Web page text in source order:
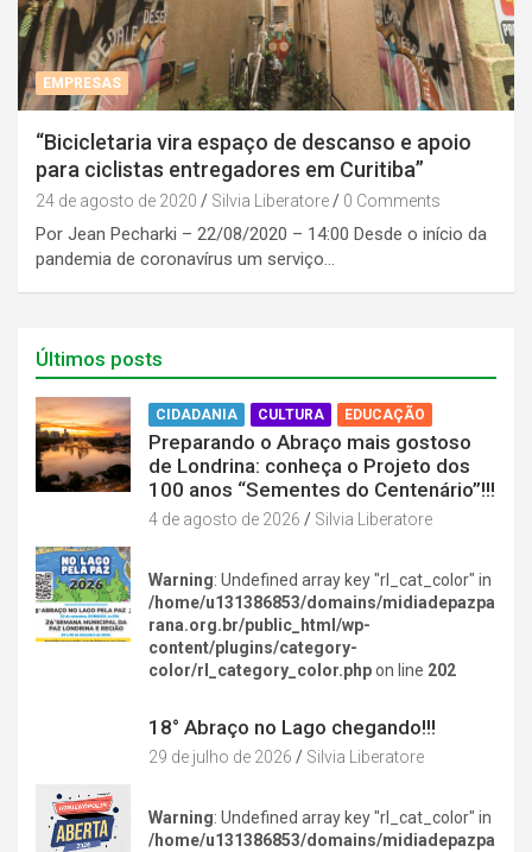
EMPRESAS
“Bicicletaria vira espaço de descanso e apoio
para ciclistas entregadores em Curitiba”
24 de agosto de 2020 Silvia Liberatore 0 Comments
Por Jean Pecharki – 22/08/2020 – 14:00 Desde o início da
pandemia de coronavírus um serviço…
Últimos posts
CIDADANIA CULTURA EDUCAÇÃO
Preparando o Abraço mais gostoso
de Londrina: conheça o Projeto dos
100 anos “Sementes do Centenário”!!!
4 de agosto de 2026 Silvia Liberatore
Warning: Undefined array key "rl_cat_color" in
/home/u131386853/domains/midiadepazpa
rana.org.br/public_html/wp-
content/plugins/category-
color/rl_category_color.phpon line 202
18° Abraço no Lago chegando!!!
29 de julho de 2026 Silvia Liberatore
Warning: Undefined array key "rl_cat_color" in
/home/u131386853/domains/midiadepazpa